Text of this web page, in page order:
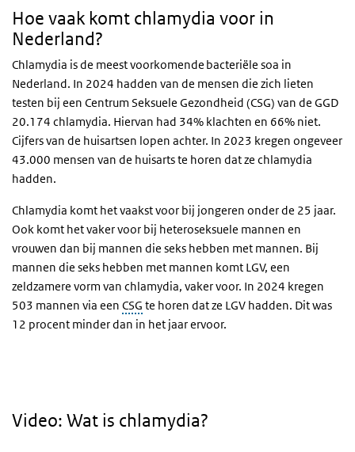
Hoe vaak komt chlamydia voor in
Nederland?
Chlamydia is de meest voorkomende bacteriële soa in
Nederland. In 2024 hadden van de mensen die zich lieten
testen bij een Centrum Seksuele Gezondheid (CSG) van de GGD
20.174 chlamydia. Hiervan had 34% klachten en 66% niet.
Cijfers van de huisartsen lopen achter. In 2023 kregen ongeveer
43.000 mensen van de huisarts te horen dat ze chlamydia
hadden.
Chlamydia komt het vaakst voor bij jongeren onder de 25 jaar.
Ook komt het vaker voor bij heteroseksuele mannen en
vrouwen dan bij mannen die seks hebben met mannen. Bij
mannen die seks hebben met mannen komt LGV, een
zeldzamere vorm van chlamydia, vaker voor. In 2024 kregen
503 mannen via een CSG te horen dat ze LGV hadden. Dit was
12 procent minder dan in het jaar ervoor.
Video: Wat is chlamydia?